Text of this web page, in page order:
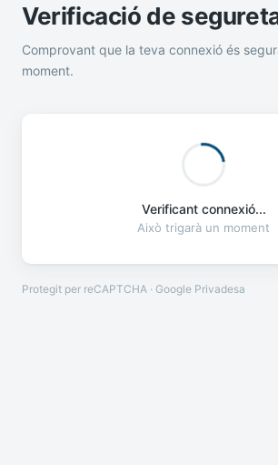
Verificació de
Comprovant que la teva connexió és
moment.
Verificant connexió...
Això trigarà un moment
Protegit per reCAPTCHA · Google Privadesa